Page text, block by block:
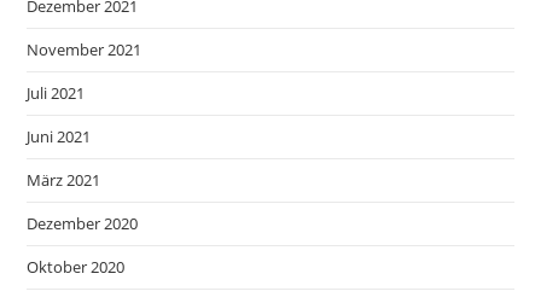
Dezember 2021
November 2021
Juli 2021
Juni 2021
März 2021
Dezember 2020
Oktober 2020